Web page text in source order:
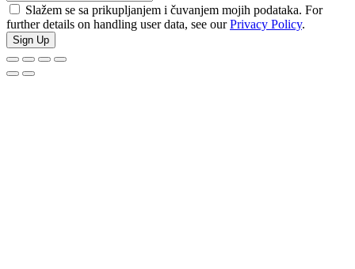
Slažem se sa prikupljanjem i čuvanjem mojih podataka. For
further details on handling user data, see ourPrivacy Policy.